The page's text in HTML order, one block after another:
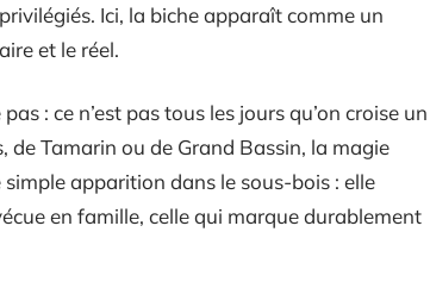
Ici, la biche apparaît comme un
et le réel.
: ce n’est pas tous les jours qu’on croise un
de Tamarin ou de Grand Bassin, la magie
apparition dans le sous-bois : elle
en famille, celle qui marque durablement